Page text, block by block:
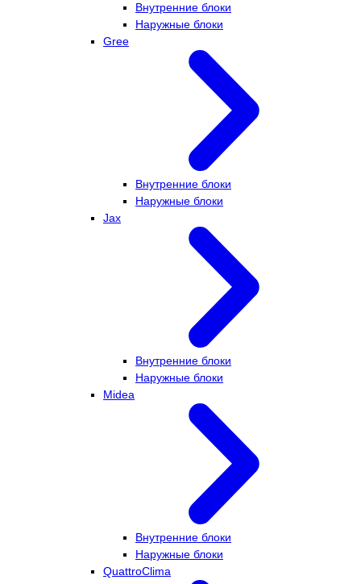
Внутренние блоки
Наружные блоки
Gree
Внутренние блоки
Наружные блоки
Jax
Внутренние блоки
Наружные блоки
Midea
Внутренние блоки
Наружные блоки
QuattroClima